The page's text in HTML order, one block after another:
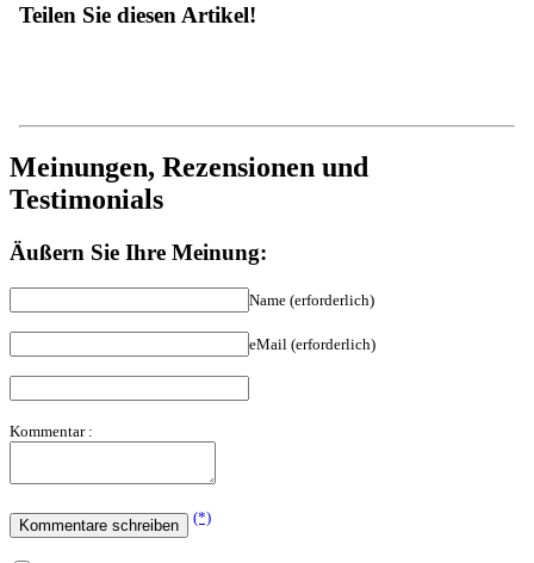
Teilen Sie diesen Artikel!
Meinungen, Rezensionen und
Testimonials
Äußern Sie Ihre Meinung:
Name (erforderlich)
eMail (erforderlich)
Kommentar :
(*)